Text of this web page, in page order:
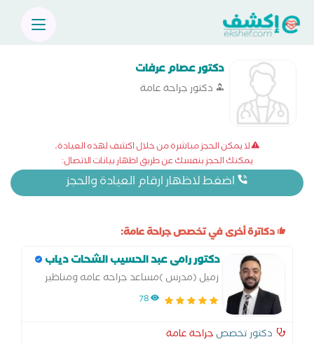
دكتور عصام عرفات
دكتور جراحة عامة
لا يمكن الحجز مباشرة من خلال اكشف لهذه العيادة،
يمكنك الحجز بنفسك عن طريق اظهار بيانات الاتصال:
اضغط لاظهار ارقام العيادة والحجز
دكاترة أخرى في تخصص جراحة عامة:
دكتور رامى عبد الحسيب الشحات دياب
زميل (مدرس )مساعد جراحه عامه ومناظير
وجراحه اورام وجهاز هضمي
78
دكتور تخصص جراحة عامة